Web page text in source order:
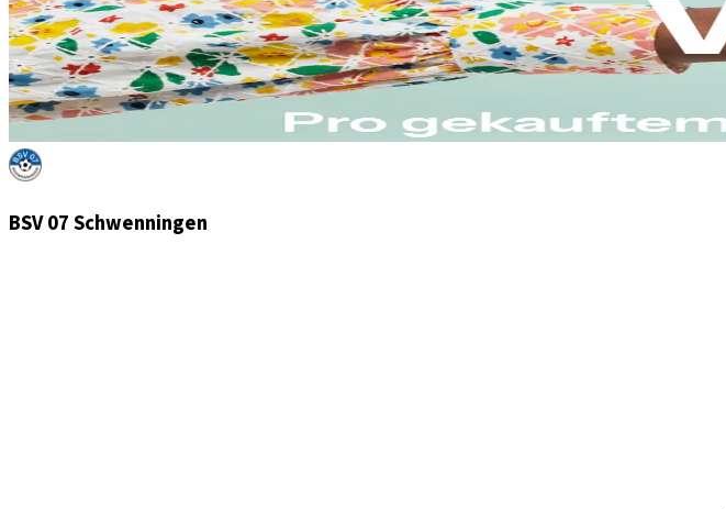
BSV 07 Schwenningen